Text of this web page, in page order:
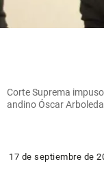
Corte Suprema
andino Óscar
17 de septiembre de